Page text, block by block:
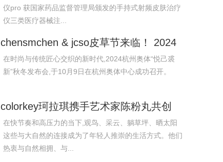
仪pro 获国家药品监督管理局颁发的手持式射频皮肤治疗
仪三类医疗器械注...
chensmchen & jcso皮草节来临！ 2024
杭
在时尚与传统匠心交织的新时代,2024杭州奥体“悦己裘
新”秋冬发布会,于10月9日在杭州奥体中心成功召开。
colorkey珂拉琪携手艺术家陈粉丸共创
24aw治
在快节奏和高压力的当下,观鸟、采云、躺草坪、晒太阳
这些与大自然的连接成为了年轻人推崇的生活方式。他们
热衷与自然相拥、与...